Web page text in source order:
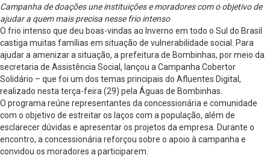
Campanha de doações une instituições e moradores com o objetivo de
ajudar a quem mais precisa nesse frio intenso
O frio intenso que deu boas-vindas ao Inverno em todo o Sul do Brasil
castiga muitas famílias em situação de vulnerabilidade social. Para
ajudar a amenizar a situação, a prefeitura de Bombinhas, por meio da
secretaria de Assistência Social, lançou a Campanha Cobertor
Solidário – que foi um dos temas principais do Afluentes Digital,
realizado nesta terça-feira (29) pela Águas de Bombinhas.
O programa reúne representantes da concessionária e comunidade
com o objetivo de estreitar os laços com a população, além de
esclarecer dúvidas e apresentar os projetos da empresa. Durante o
encontro, a concessionária reforçou sobre o apoio à campanha e
convidou os moradores a participarem.